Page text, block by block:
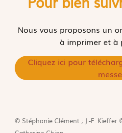
Nous vous proposons un
à imprimer et à
Cliquez ici pour
messe
© Stéphanie Clément ; J.-F.